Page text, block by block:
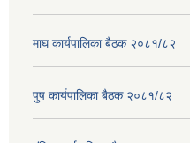
माघ कार्यपालिका बैठक २०८१/८२
पुष कार्यपालिका बैठक २०८१/८२